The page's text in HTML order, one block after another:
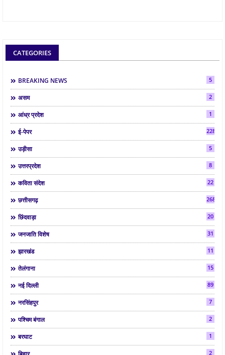
CATEGORIES
BREAKING NEWS 5
असम 2
आंध्र प्रदेश 1
ई-पेपर 2286
उड़ीसा 5
उत्तरप्रदेश 8
कविता संदेश 22
छत्तीसगढ़ 268
छिंदवाड़ा 20
जनजाति विशेष 31
झारखंड 11
तेलंगाना 15
नई दिल्ली 89
नरसिंहपुर 7
पश्चिम बंगाल 2
बरघाट 1
2